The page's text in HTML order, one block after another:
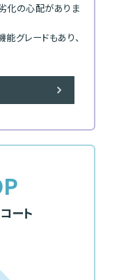
化の心配がありま
グレードもあり、
ート